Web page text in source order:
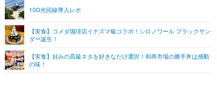
グラビア
ショッピング その他
ライフTOP
その他
リリース一覧
プッシュ通知の停止方法
10G光回線導入レポ
【実食】コメダ珈琲店イナズマ級コラボ！シロノワール ブラックサン
ダー誕生！
【実食】好みの高級ネタを好きなだけ選択！和商市場の勝手丼は感動
の味！